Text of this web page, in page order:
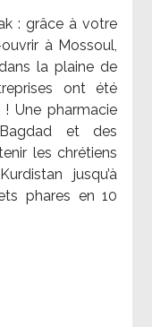
: grâce à votre
à Mossoul,
la plaine de
ont été
Une pharmacie
et des
les chrétiens
jusqu’à
phares en 10